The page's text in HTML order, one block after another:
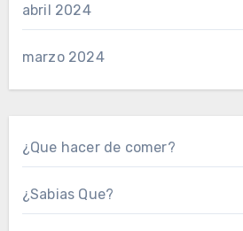
abril 2024
marzo 2024
¿Que hacer de comer?
¿Sabias Que?